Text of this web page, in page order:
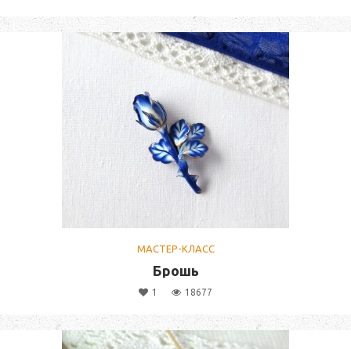
МАСТЕР-КЛАСС
Брошь
1 18677